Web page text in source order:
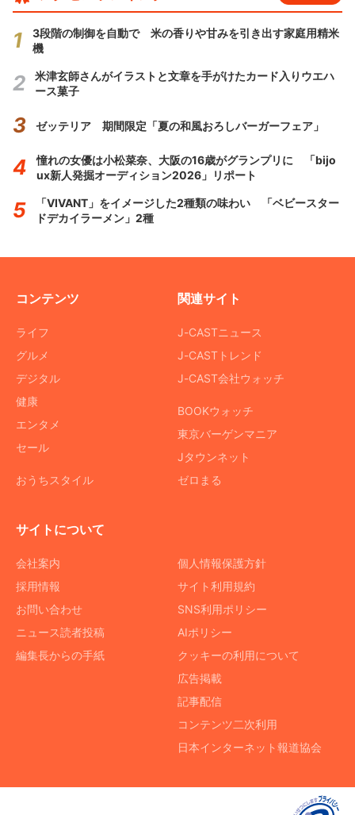
3段階の制御を自動で 米の香りや甘みを引き出す家庭用精米
機
米津玄師さんがイラストと文章を手がけたカード入りウエハ
ース菓子
ゼッテリア 期間限定「夏の和風おろしバーガーフェア」
憧れの女優は小松菜奈、大阪の16歳がグランプリに 「bijo
ux新人発掘オーディション2026」リポート
「VIVANT」をイメージした2種類の味わい 「ベビースター
ドデカイラーメン」2種
コンテンツ
ライフ
グルメ
デジタル
健康
エンタメ
セール
おうちスタイル
関連サイト
J-CASTニュース
J-CASTトレンド
J-CAST会社ウォッチ
BOOKウォッチ
東京バーゲンマニア
Jタウンネット
ゼロまる
サイトについて
会社案内
採用情報
お問い合わせ
ニュース読者投稿
編集長からの手紙
個人情報保護方針
サイト利用規約
SNS利用ポリシー
AIポリシー
クッキーの利用について
広告掲載
記事配信
コンテンツ二次利用
日本インターネット報道協会